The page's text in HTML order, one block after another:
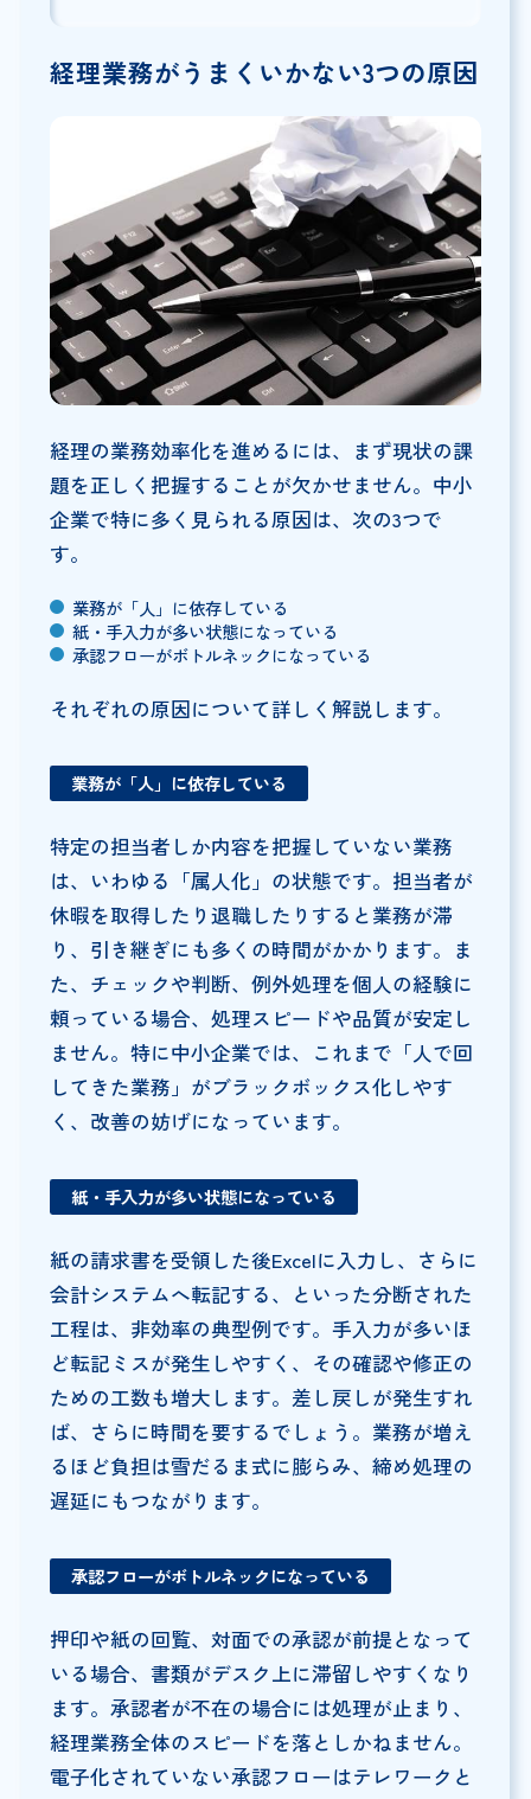
経理業務がうまくいかない3つの原因
経理の業務効率化を進めるには、まず現状の課
題を正しく把握することが欠かせません。中小
企業で特に多く見られる原因は、次の3つで
す。
業務が「人」に依存している
紙・手入力が多い状態になっている
承認フローがボトルネックになっている
それぞれの原因について詳しく解説します。
業務が「人」に依存している
特定の担当者しか内容を把握していない業務
は、いわゆる「属人化」の状態です。担当者が
休暇を取得したり退職したりすると業務が滞
り、引き継ぎにも多くの時間がかかります。ま
た、チェックや判断、例外処理を個人の経験に
頼っている場合、処理スピードや品質が安定し
ません。特に中小企業では、これまで「人で回
してきた業務」がブラックボックス化しやす
く、改善の妨げになっています。
紙・手入力が多い状態になっている
紙の請求書を受領した後Excelに入力し、さらに
会計システムへ転記する、といった分断された
工程は、非効率の典型例です。手入力が多いほ
ど転記ミスが発生しやすく、その確認や修正の
ための工数も増大します。差し戻しが発生すれ
ば、さらに時間を要するでしょう。業務が増え
るほど負担は雪だるま式に膨らみ、締め処理の
遅延にもつながります。
承認フローがボトルネックになっている
押印や紙の回覧、対面での承認が前提となって
いる場合、書類がデスク上に滞留しやすくなり
ます。承認者が不在の場合には処理が止まり、
経理業務全体のスピードを落としかねません。
電子化されていない承認フローはテレワークと